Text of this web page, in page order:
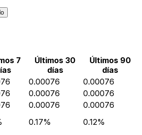
7
Últimos 30
días
Últimos 90
días
0.00076
0.00076
0.00076
0.00076
0.00076
0.00076
0.17% 0.12%